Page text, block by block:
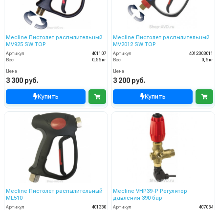
Mecline Пистолет распылительный
MV925 SW TOP
Артикул
401107
Вес
0,56 кг
Цена
3 300 руб.
Купить
Mecline Пистолет распылительный
MV2012 SW TOP
Артикул
4012303011
Вес
0,6 кг
Цена
3 200 руб.
Купить
Mecline Пистолет распылительный
ML510
Артикул
401330
Mecline VHP39-P Регулятор
давления 390 бар
Артикул
407084